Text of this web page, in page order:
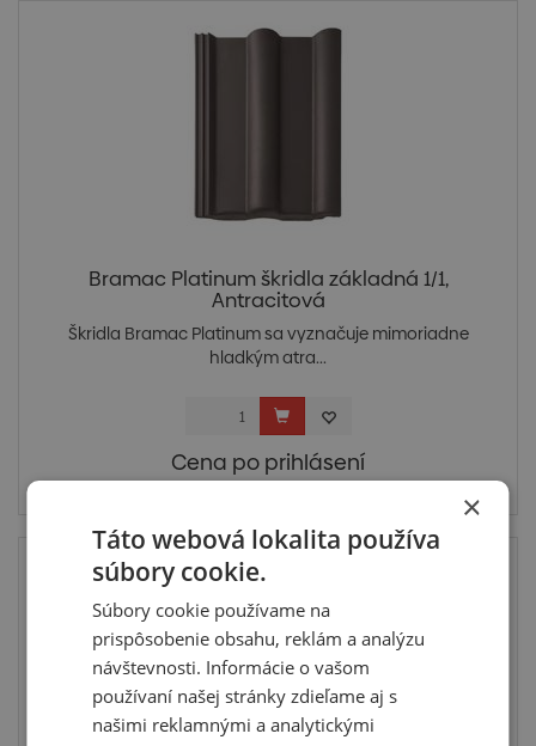
Bramac Platinum škridla základná 1/1,
Antracitová
Škridla Bramac Platinum sa vyznačuje mimoriadne
hladkým atra...
Cena po prihlásení
×
Táto webová lokalita používa
súbory cookie.
Súbory cookie používame na
prispôsobenie obsahu, reklám a analýzu
návštevnosti. Informácie o vašom
používaní našej stránky zdieľame aj s
našimi reklamnými a analytickými